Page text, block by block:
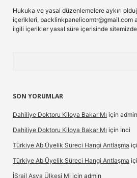
Hukuka ve yasal düzenlemelere aykırı
içerikleri, backlinkpanelicomtr@gmail.com
ilgili içerikler yasal süre içerisinde
SON YORUMLAR
Dahiliye Doktoru Kiloya Bakar Mı için admin
Dahiliye Doktoru Kiloya Bakar Mı için İnci
Türkiye Ab Üyelik Süreci Hangi Antlaşma
Türkiye Ab Üyelik Süreci Hangi Antlaşma
İSrail Asya Ülkesi Mi için admin